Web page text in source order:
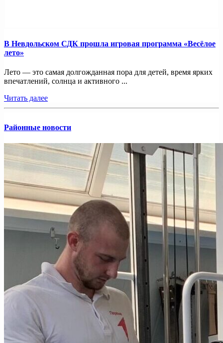
В Невдольском СДК прошла игровая программа «Весёлое
лето»
Лето — это самая долгожданная пора для детей, время ярких
впечатлений, солнца и активного ...
Читать далее
Районные новости